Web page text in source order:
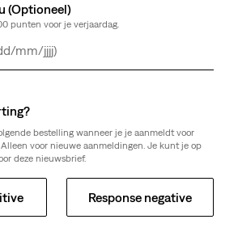
(Optioneel)
punten voor je verjaardag.
bestelling wanneer je je aanmeldt voor
voor nieuwe aanmeldingen. Je kunt je op
deze nieuwsbrief.
Response negative